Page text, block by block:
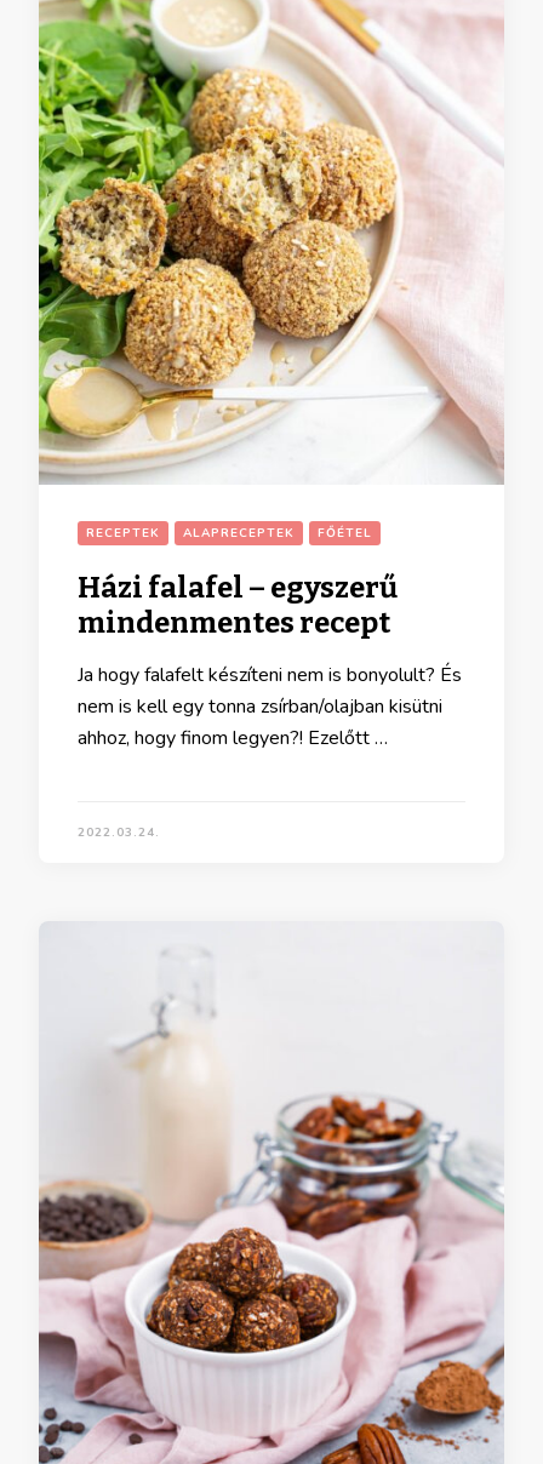
RECEPTEK ALAPRECEPTEK FŐÉTEL
Házi falafel – egyszerű
mindenmentes recept
Ja hogy falafelt készíteni nem is bonyolult? És
nem is kell egy tonna zsírban/olajban kisütni
ahhoz, hogy finom legyen?! Ezelőtt …
2022.03.24.